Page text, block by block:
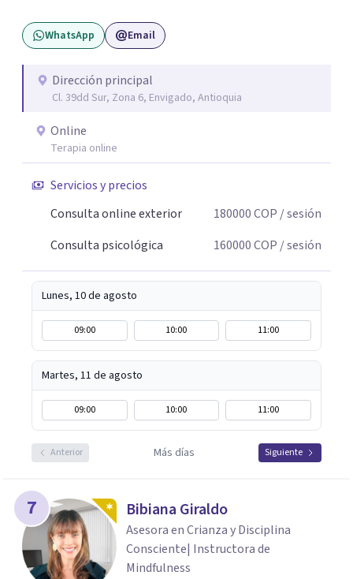
WhatsApp Email
Dirección principal
Cl. 39dd Sur, Zona 6, Envigado, Antioquia
Online
Terapia online
Servicios y precios
Consulta online exterior
180000COP / sesión
Consulta psicológica
160000COP / sesión
Lunes, 10 de agosto
09:00 10:00 11:00
Martes, 11 de agosto
09:00 10:00 11:00
Anterior Más días Siguiente
7 Bibiana Giraldo
Asesora en Crianza y Disciplina
Consciente| Instructora de
Mindfulness